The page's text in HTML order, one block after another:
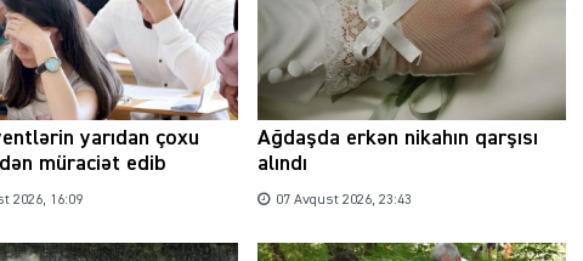
yarıdan çoxu
müraciət edib
2026, 16:09
Ağdaşda erkən nikahın qarşısı
alındı
07 Avqust 2026, 23:43